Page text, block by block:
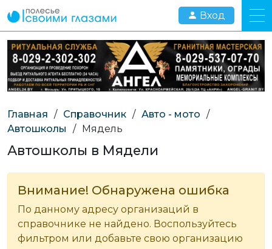
Вход
Главная / Справочник / Авто - мото /
Автошколы
/ Мядель
Автошколы в Мядели
Внимание! Обнаружена ошибка
По данному адресу организаций в
справочнике не найдено. Воспользуйтесь
фильтром или добавьте свою организацию